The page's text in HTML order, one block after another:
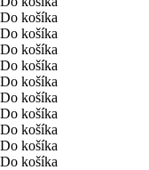
Do košíka
Do košíka
Do košíka
Do košíka
Do košíka
Do košíka
Do košíka
Do košíka
Do košíka
Do košíka